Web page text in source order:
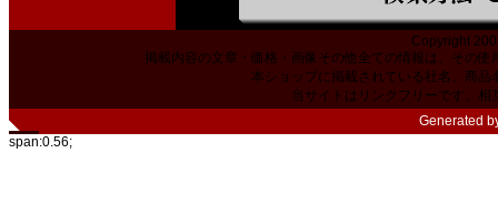
Copyright
掲載内容の文章・価格・画像その他全ての情報は、その
本ショップに掲載されている社名、商
当サイトはリンクフリーです。相
Generated
span:0.56;